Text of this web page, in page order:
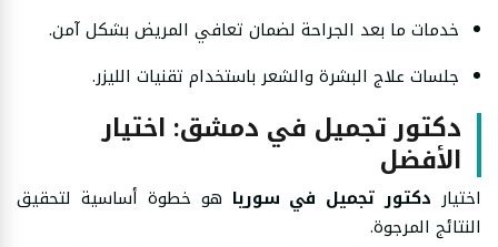
خدمات ما بعد الجراحة لضمان تعافي المريض بشكل آمن.
جلسات علاج البشرة والشعر باستخدام تقنيات الليزر.
دكتور تجميل في دمشق: اختيار
الأفضل
اختيار دكتور تجميل في سوريا هو خطوة أساسية لتحقيق
النتائج المرجوة.